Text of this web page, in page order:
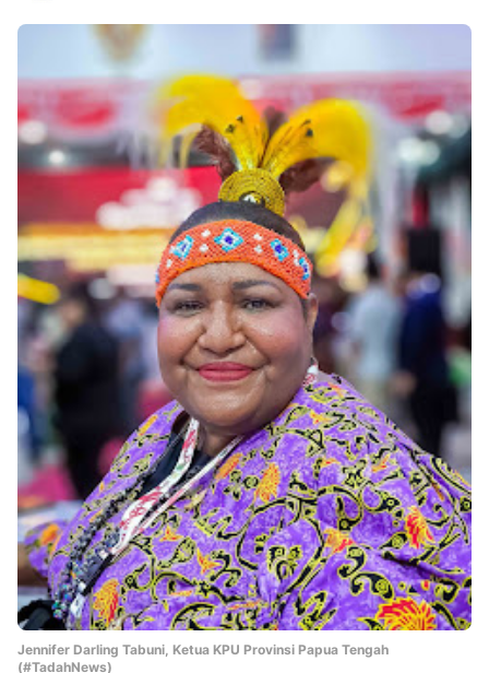
Jennifer Darling Tabuni, Ketua KPU Provinsi Papua Tengah
(#TadahNews)